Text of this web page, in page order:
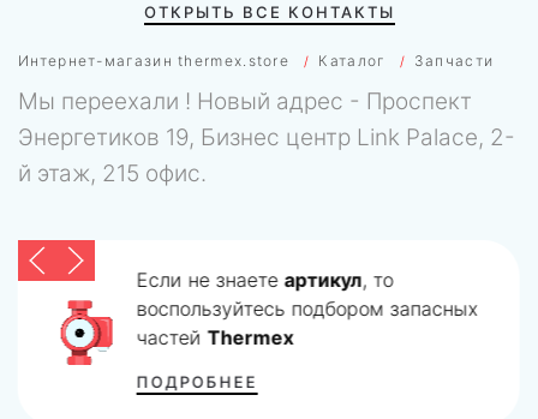
Интернет-магазин thermex.store Каталог Запчасти
ОТКРЫТЬ ВСЕ КОНТАКТЫ
Мы переехали ! Новый адрес - Проспект
Энергетиков 19, Бизнес центр Link Palace, 2-
й этаж, 215 офис.
Если не знаетеартикул, то
воспользуйтесь подбором запасных
частейThermex
ПОДРОБНЕЕ